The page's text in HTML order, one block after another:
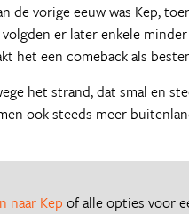
de vorige eeuw was Kep,
er later enkele
het een comeback als
het strand, dat smal en
ook steeds meer
naar Kep of alle opties voor